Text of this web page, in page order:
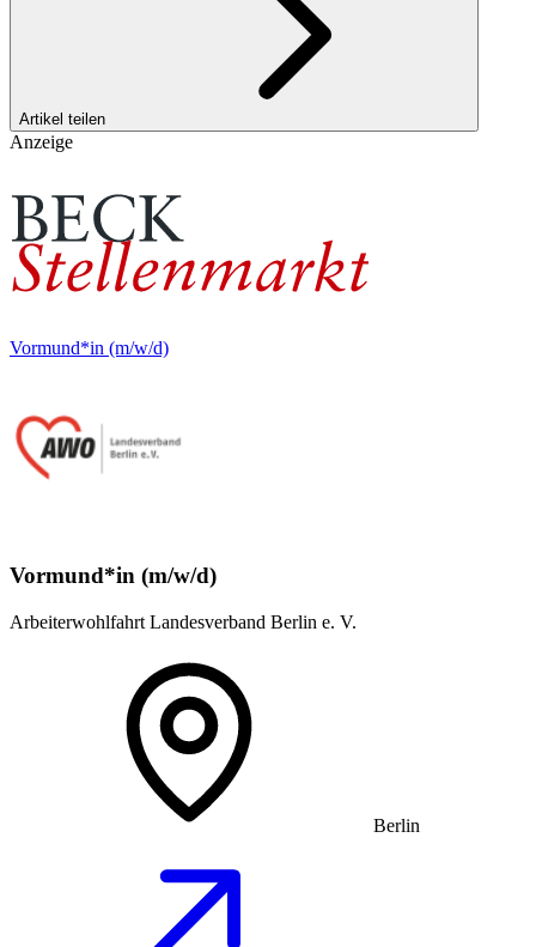
Artikel teilen
Anzeige
Vormund*in (m/w/d)
Vormund*in (m/w/d)
Arbeiterwohlfahrt Landesverband Berlin e. V.
Berlin